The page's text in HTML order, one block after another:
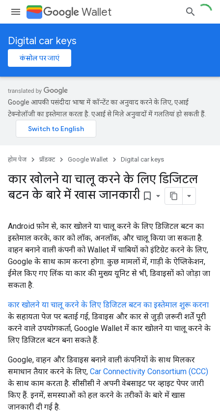
Wallet
Digital car keys
कंसोल पर जाएं
Google आपकी पसंदीदा भाषा में कॉन्टेंट का अनुवाद करने के लिए, एआई
टेक्नोलॉजी का इस्तेमाल करता है. एआई से मिले अनुवादों में गलतियां हो सकती हैं.
होम पेज प्रॉडक्ट Google Wallet Digital car keys
कार खोलने या चालू करने के लिए डिजिटल
बटन के बारे में खास जानकारी bookmark_border
Android फ़ोन से, कार खोलने या चालू करने के लिए डिजिटल बटन का
इस्तेमाल करके, कार को लॉक, अनलॉक, और चालू किया जा सकता है.
वाहन बनाने वाली कंपनी को Wallet में चाबियों को इंटिग्रेट करने के लिए,
Google के साथ काम करना होगा. कुछ मामलों में, गाड़ी के ऐप्लिकेशन,
ईमेल किए गए लिंक या कार की मुख्य यूनिट से भी, डिवाइसों को जोड़ा जा
सकता है.
कार खोलने या चालू करने के लिए डिजिटल बटन का इस्तेमाल शुरू करना
के सहायता पेज पर बताई गई, डिवाइस और कार से जुड़ी ज़रूरी शर्तें पूरी
करने वाले उपयोगकर्ता, Google Wallet में कार खोलने या चालू करने के
लिए डिजिटल बटन बना सकते हैं.
Google, वाहन और डिवाइस बनाने वाली कंपनियों के साथ मिलकर
समाधान तैयार करने के लिए, Car Connectivity Consortium (CCC)
के साथ काम करता है. सीसीसी ने अपनी वेबसाइट पर व्हाइट पेपर जारी
किए हैं. इनमें, समस्याओं को हल करने के तरीकों के बारे में खास
जानकारी दी गई है.